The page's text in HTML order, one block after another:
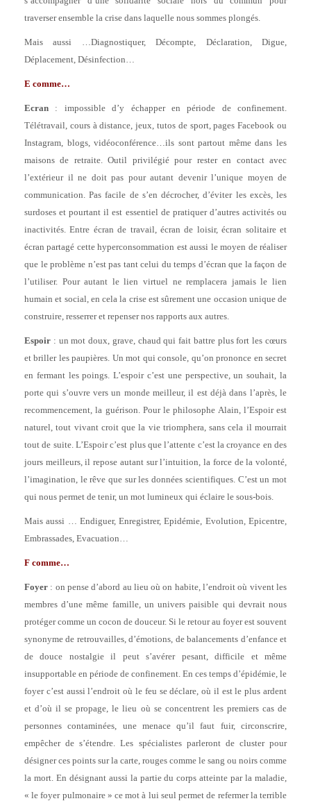
traverser ensemble la crise dans laquelle nous sommes plongés.
Mais aussi …Diagnostiquer, Décompte, Déclaration, Digue,
Déplacement, Désinfection…
E comme…
Ecran : impossible d’y échapper en période de confinement.
Télétravail, cours à distance, jeux, tutos de sport, pages Facebook ou
Instagram, blogs, vidéoconférence…ils sont partout même dans les
maisons de retraite. Outil privilégié pour rester en contact avec
l’extérieur il ne doit pas pour autant devenir l’unique moyen de
communication. Pas facile de s’en décrocher, d’éviter les excès, les
surdoses et pourtant il est essentiel de pratiquer d’autres activités ou
inactivités. Entre écran de travail, écran de loisir, écran solitaire et
écran partagé cette hyperconsommation est aussi le moyen de réaliser
que le problème n’est pas tant celui du temps d’écran que la façon de
l’utiliser. Pour autant le lien virtuel ne remplacera jamais le lien
humain et social, en cela la crise est sûrement une occasion unique de
construire, resserrer et repenser nos rapports aux autres.
Espoir : un mot doux, grave, chaud qui fait battre plus fort les cœurs
et briller les paupières. Un mot qui console, qu’on prononce en secret
en fermant les poings. L’espoir c’est une perspective, un souhait, la
porte qui s’ouvre vers un monde meilleur, il est déjà dans l’après, le
recommencement, la guérison. Pour le philosophe Alain, l’Espoir est
naturel, tout vivant croit que la vie triomphera, sans cela il mourrait
tout de suite. L’Espoir c’est plus que l’attente c’est la croyance en des
jours meilleurs, il repose autant sur l’intuition, la force de la volonté,
l’imagination, le rêve que sur les données scientifiques. C’est un mot
qui nous permet de tenir, un mot lumineux qui éclaire le sous-bois.
Mais aussi … Endiguer, Enregistrer, Epidémie, Evolution, Epicentre,
Embrassades, Evacuation…
F comme…
Foyer : on pense d’abord au lieu où on habite, l’endroit où vivent les
membres d’une même famille, un univers paisible qui devrait nous
protéger comme un cocon de douceur. Si le retour au foyer est souvent
synonyme de retrouvailles, d’émotions, de balancements d’enfance et
de douce nostalgie il peut s’avérer pesant, difficile et même
insupportable en période de confinement. En ces temps d’épidémie, le
foyer c’est aussi l’endroit où le feu se déclare, où il est le plus ardent
et d’où il se propage, le lieu où se concentrent les premiers cas de
personnes contaminées, une menace qu’il faut fuir, circonscrire,
empêcher de s’étendre. Les spécialistes parleront de cluster pour
désigner ces points sur la carte, rouges comme le sang ou noirs comme
la mort. En désignant aussi la partie du corps atteinte par la maladie,
« le foyer pulmonaire » ce mot à lui seul permet de refermer la terrible